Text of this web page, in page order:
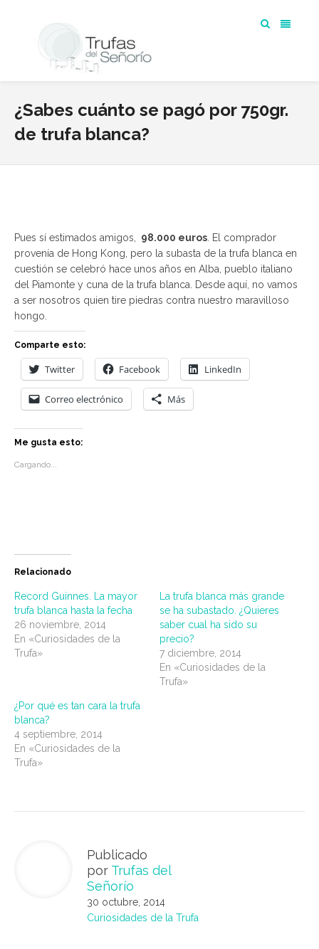
¿Sabes cuánto se pagó por 750gr.
de trufa blanca?
Pues sí estimados amigos, 98.000 euros . El comprador
provenía de Hong Kong, pero la subasta de la trufa blanca en
cuestión se celebró hace unos años en Alba, pueblo italiano
del Piamonte y cuna de la trufa blanca. Desde aquí, no vamos
a ser nosotros quien tire piedras contra nuestro maravilloso
hongo.
Comparte esto:
Twitter Facebook LinkedIn
Correo electrónico Más
Me gusta esto:
Cargando...
Relacionado
Record Guinnes. La mayor
trufa blanca hasta la fecha
26 noviembre, 2014
En «Curiosidades de la
Trufa»
La trufa blanca más grande
se ha subastado. ¿Quieres
saber cual ha sido su
precio?
7 diciembre, 2014
En «Curiosidades de la
Trufa»
¿Por qué es tan cara la trufa
blanca?
4 septiembre, 2014
En «Curiosidades de la
Trufa»
Publicado
por Trufas del
Señorío
30 octubre, 2014
Curiosidades de la Trufa